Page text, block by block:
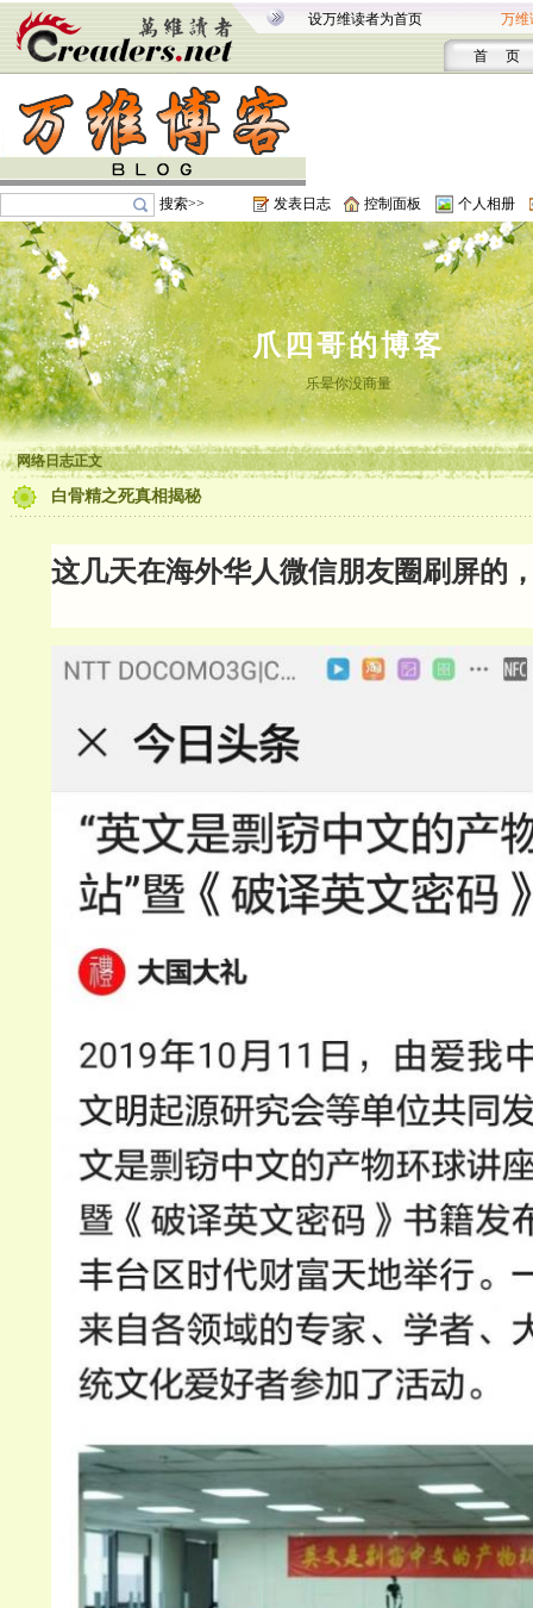
设万维读者为首页 万维
首 页
搜索>> 发表日志 控制面板 个人相册
爪四哥的博客
乐晕你没商量
网络日志正文
白骨精之死真相揭秘
这几天在海外华人微信朋友圈刷屏的